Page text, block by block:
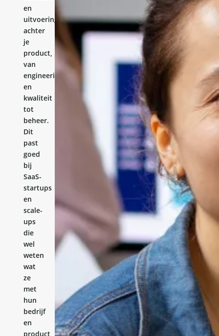
en
uitvoering
achter
je
product,
van
engineering
en
kwaliteit
tot
beheer.
Dit
past
goed
bij
SaaS-
startups
en
scale-
ups
die
wel
weten
wat
ze
met
hun
bedrijf
en
product